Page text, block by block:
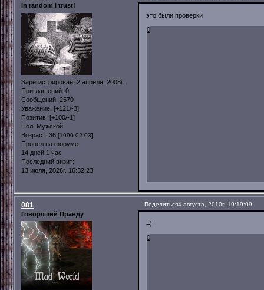
In random I trust!
Зарегистрирован: 2 апреля, 2008г.
Приглашений: 0
Сообщений: 2570
Уважение: [+121/-3]
Позитив: [+100/-1]
Пол: Мужской
Возраст: 36 [1990-02-03]
Провел на форуме:
14 дней 1 час
Последний визит:
13 июля, 2026г. 16:32:23
это были проверки
0
Поделиться4 августа, 2010г. 19:19:09
081
Говорящий Правду
=)
0